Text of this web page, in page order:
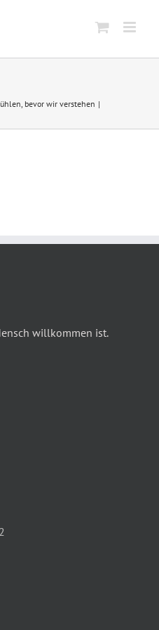
bevor wir verstehen
willkommen ist.